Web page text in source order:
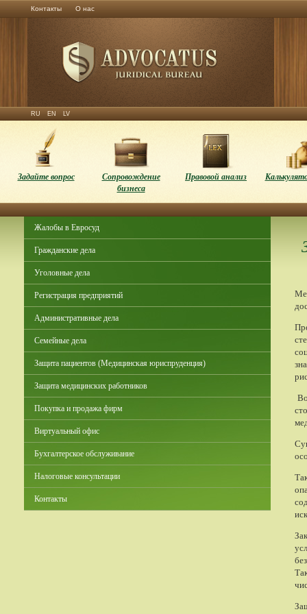
Контакты О нас
RU EN LV
Задайте вопрос
Сопровождение
бизнеса
Правовой анализ
Жалобы в Евросуд
Гражданские дела
Уголовные дела
Регистрация предприятий
Административные дела
Семейные дела
Защита пациентов (Медицинская юриспруденция)
Защита медицинских работников
Покупка и продажа фирм
Виртуальный офис
Бухгалтерское обслуживание
Налоговые консультации
Контакты